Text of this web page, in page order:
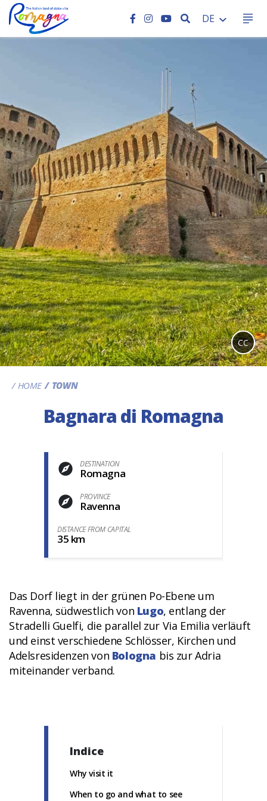
SEARCH
DE
CC
HOME TOWN
Bagnara di Romagna
DESTINATION
Romagna
PROVINCE
Ravenna
DISTANCE FROM CAPITAL
35 km
Das Dorf liegt in der grünen Po-Ebene um
Ravenna, südwestlich von Lugo, entlang der
Stradelli Guelfi, die parallel zur Via Emilia verläuft
und einst verschiedene Schlösser, Kirchen und
Adelsresidenzen von Bologna bis zur Adria
miteinander verband.
Indice
Why visit it
When to go and what to see